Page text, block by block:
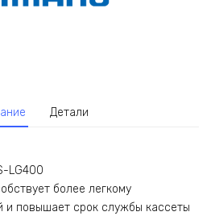
Детали
LG400
более легкому
и повышает срок службы кассеты